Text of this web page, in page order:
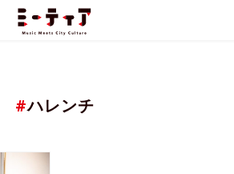
#ハレンチ